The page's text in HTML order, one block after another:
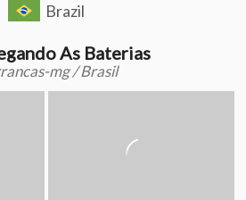
Brazil
As Baterias
mg / Brasil